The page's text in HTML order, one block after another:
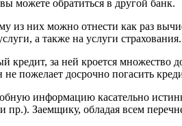
можете обратиться в другой банк.
из них можно отнести как раз
а также на услуги страхования.
кредит, за ней кроется
пожелает досрочно погасить
информацию касательно
Заемщику, обладая всем